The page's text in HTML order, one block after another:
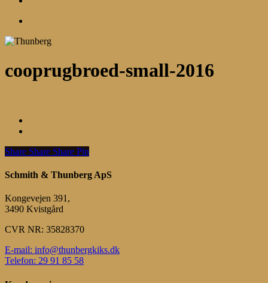
cooprugbroed-small-2016
Share
Share Share Share Pin
Schmith & Thunberg ApS
Kongevejen 391,
3490 Kvistgård
CVR NR: 35828370
E-mail: info@thunbergkiks.dk
Telefon: 29 91 85 58